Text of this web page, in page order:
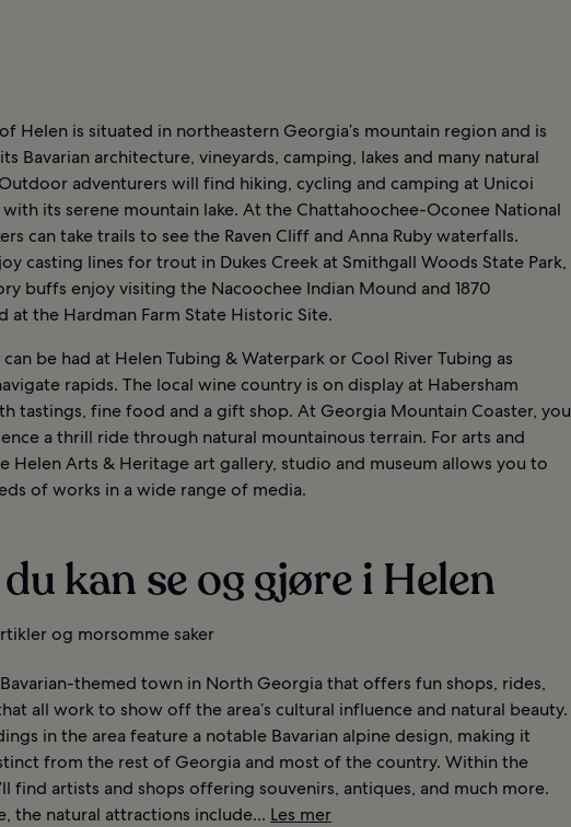
Helen is situated in northeastern Georgia’s mountain region and is
Bavarian architecture, vineyards, camping, lakes and many natural
adventurers will find hiking, cycling and camping at Unicoi
with its serene mountain lake. At the Chattahoochee-Oconee National
can take trails to see the Raven Cliff and Anna Ruby waterfalls.
casting lines for trout in Dukes Creek at Smithgall Woods State Park,
buffs enjoy visiting the Nacoochee Indian Mound and 1870
at the Hardman Farm State Historic Site.
can be had at Helen Tubing & Waterpark or Cool River Tubing as
rapids. The local wine country is on display at Habersham
tastings, fine food and a gift shop. At Georgia Mountain Coaster, you
a thrill ride through natural mountainous terrain. For arts and
Helen Arts & Heritage art gallery, studio and museum allows you to
of works in a wide range of media.
kan se og gjøre i Helen
og morsomme saker
themed town in North Georgia that offers fun shops, rides,
all work to show off the area’s cultural influence and natural beauty.
in the area feature a notable Bavarian alpine design, making it
from the rest of Georgia and most of the country. Within the
find artists and shops offering souvenirs, antiques, and much more.
the natural attractions include... Les mer